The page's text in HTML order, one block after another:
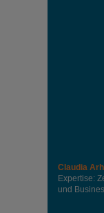
Claudia
Expertise:
und